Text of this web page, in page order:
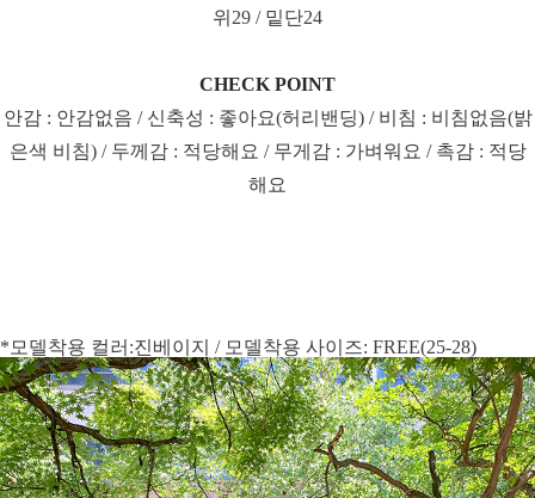
위29 / 밑단24
CHECK POINT
안감 : 안감없음 / 신축성 : 좋아요(허리밴딩) / 비침 : 비침없음(밝
은색 비침) / 두께감 : 적당해요 / 무게감 : 가벼워요 / 촉감 : 적당
해요
*모델착용 컬러:진베이지 / 모델착용 사이즈: FREE(25-28)